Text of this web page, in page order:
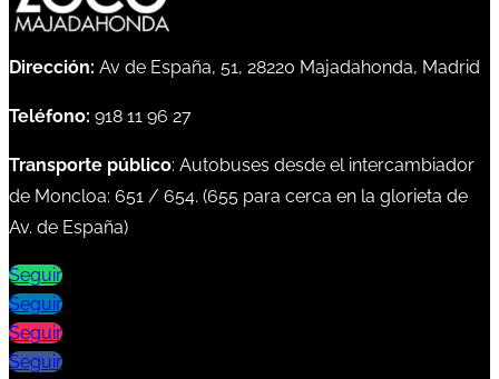
Dirección: Av de España, 51, 28220 Majadahonda, Madrid
Teléfono: 918 11 96 27
Transporte público: Autobuses desde el intercambiador
de Moncloa: 651 / 654. (655 para cerca en la glorieta de
Av. de España)
Seguir
Seguir
Seguir
Seguir